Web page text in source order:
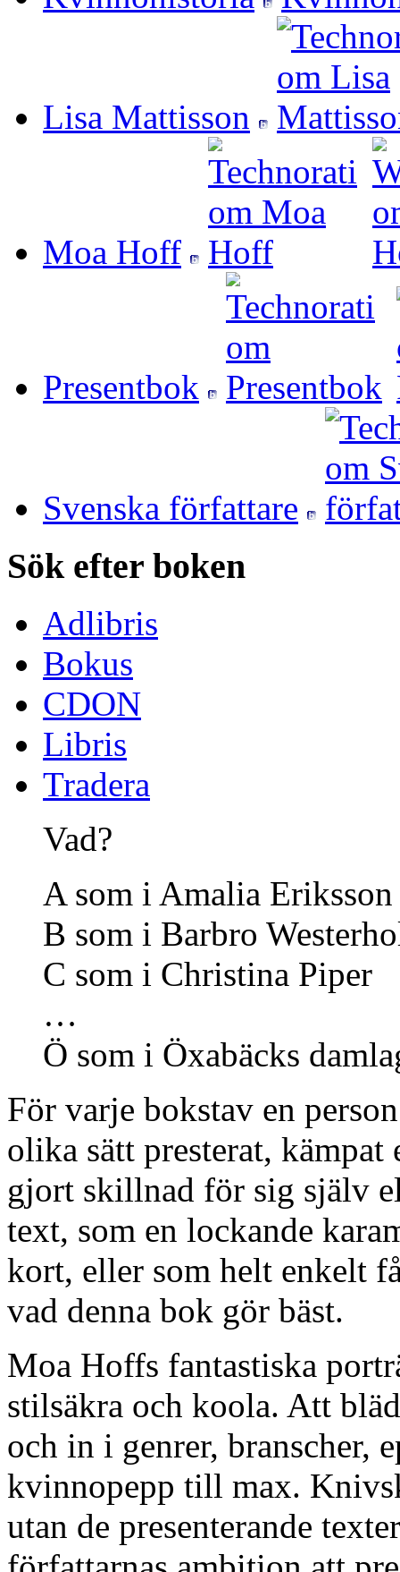
Lisa Mattisson
Moa Hoff
Presentbok
Svenska författare
Sök efter boken
Adlibris
Bokus
CDON
Libris
Tradera
Vad?
A som i Amalia Eriksson
B som i Barbro
C som i Christina Piper
…
Ö som i Öxabäcks
För varje bokstav en
olika sätt presterat,
gjort skillnad för sig själv
text, som en lockande
kort, eller som helt enkelt
vad denna bok gör bäst.
Moa Hoffs fantastiska
stilsäkra och koola. Att
och in i genrer, branscher,
kvinnopepp till max.
utan de presenterande